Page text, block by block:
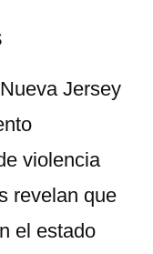
Jersey
violencia
revelan que
el estado